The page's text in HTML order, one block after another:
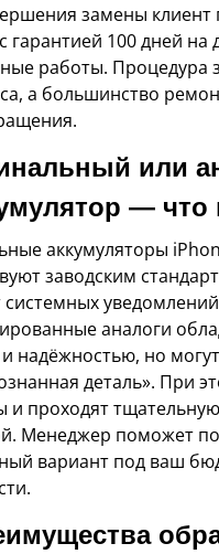
замены клиент
гарантией 100 дней на
работы. Процедура
а большинство
или
— что
аккумуляторы
заводским
аналоги
надёжностью, но
деталь». При
и проходят
Менеджер поможет
вариант под ваш